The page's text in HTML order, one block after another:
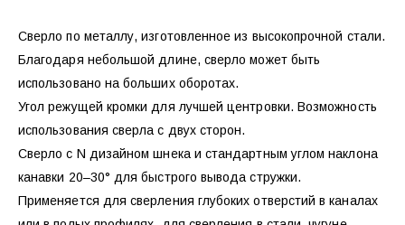
Сверло по металлу, изготовленное из высокопрочной стали.
Благодаря небольшой длине, сверло может быть
использовано на больших оборотах.
Угол режущей кромки для лучшей центровки. Возможность
использования сверла с двух сторон.
Сверло с N дизайном шнека и стандартным углом наклона
канавки 20–30° для быстрого вывода стружки.
Применяется для сверления глубоких отверстий в каналах